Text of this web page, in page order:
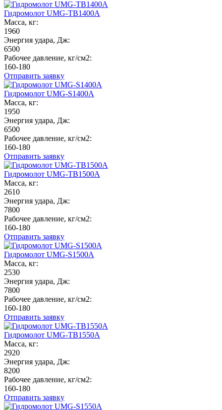
Гидромолот UMG-TB1400A
Масса, кг:
1960
Энергия удара, Дж:
6500
Рабочее давление, кг/см2:
160-180
Отправить заявку
Гидромолот UMG-S1400A
Масса, кг:
1950
Энергия удара, Дж:
6500
Рабочее давление, кг/см2:
160-180
Отправить заявку
Гидромолот UMG-TB1500A
Масса, кг:
2610
Энергия удара, Дж:
7800
Рабочее давление, кг/см2:
160-180
Отправить заявку
Гидромолот UMG-S1500A
Масса, кг:
2530
Энергия удара, Дж:
7800
Рабочее давление, кг/см2:
160-180
Отправить заявку
Гидромолот UMG-TB1550A
Масса, кг:
2920
Энергия удара, Дж:
8200
Рабочее давление, кг/см2:
160-180
Отправить заявку